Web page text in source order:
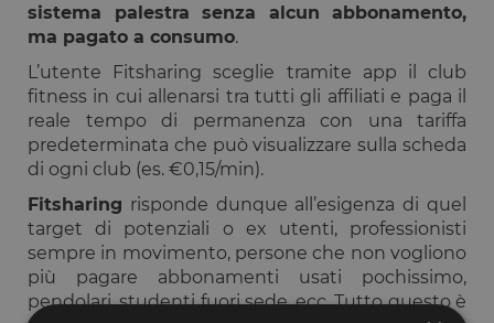
sistema palestra senza alcun abbonamento,
ma pagato a consumo.
L’utente Fitsharing sceglie tramite app il club
fitness in cui allenarsi tra tutti gli affiliati e paga il
reale tempo di permanenza con una tariffa
predeterminata che può visualizzare sulla scheda
di ogni club (es. €0,15/min).
Fitsharing risponde dunque all’esigenza di quel
target di potenziali o ex utenti, professionisti
sempre in movimento, persone che non vogliono
più pagare abbonamenti usati pochissimo,
pendolari, studenti fuori sede, ecc. Tutto questo è